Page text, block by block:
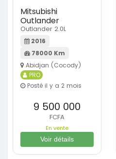
Mitsubishi
Outlander
Outlander 2.0L
2016
78000 Km
Abidjan (Cocody)
PRO
Posté il y a 2 mois
9 500 000
FCFA
En vente
Voir détails